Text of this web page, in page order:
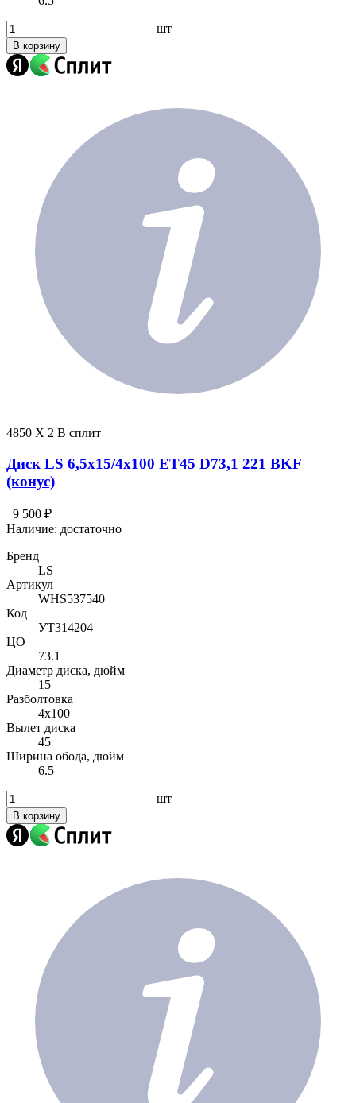
шт
В корзину
4850 X 2 В сплит
Диск LS 6,5x15/4x100 ET45 D73,1 221 BKF
(конус)
9 500 ₽
Наличие: достаточно
Бренд
LS
Артикул
WHS537540
Код
УТ314204
ЦО
73.1
Диаметр диска, дюйм
15
Разболтовка
4x100
Вылет диска
45
Ширина обода, дюйм
6.5
шт
В корзину